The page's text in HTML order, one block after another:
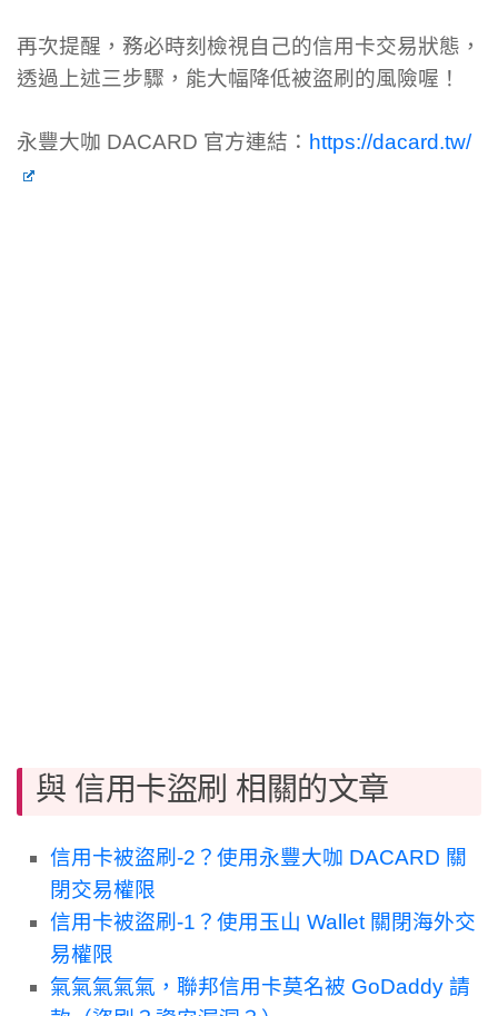
再次提醒，務必時刻檢視自己的信用卡交易狀態，
透過上述三步驟，能大幅降低被盜刷的風險喔！
永豐大咖 DACARD 官方連結： https://dacard.tw/
與 信用卡盜刷 相關的文章
信用卡被盜刷-2？使用永豐大咖 DACARD 關
閉交易權限
信用卡被盜刷-1？使用玉山 Wallet 關閉海外交
易權限
氣氣氣氣氣，聯邦信用卡莫名被 GoDaddy 請